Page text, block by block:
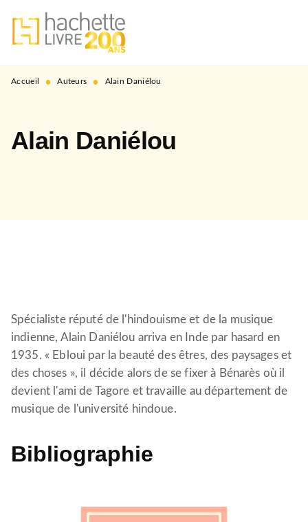
MENU RECHERCHE
PIED DE PAGE
Accueil • Auteurs • Alain Daniélou
Alain Daniélou
Spécialiste réputé de l'hindouisme et de la musique
indienne, Alain Daniélou arriva en Inde par hasard en
1935. « Ebloui par la beauté des êtres, des paysages et
des choses », il décide alors de se fixer à Bénarès où il
devient l'ami de Tagore et travaille au département de
musique de l'université hindoue.
Bibliographie